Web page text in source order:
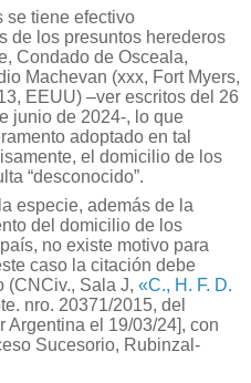
se tiene efectivo
de los presuntos herederos
Condado de Osceala,
Machevan (xxx, Fort Myers,
EEUU) –ver escritos del 26
junio de 2024-, lo que
adoptado en tal
el domicilio de los
“desconocido”.
especie, además de la
del domicilio de los
no existe motivo para
caso la citación debe
(CNCiv., Sala J, «C., H. F. D.
nro. 20371/2015, del
Argentina el 19/03/24], con
Sucesorio, Rubinzal-